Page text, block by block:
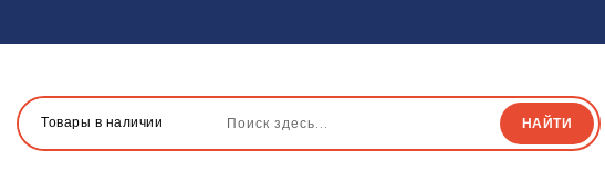
Товары в наличии НАЙТИ